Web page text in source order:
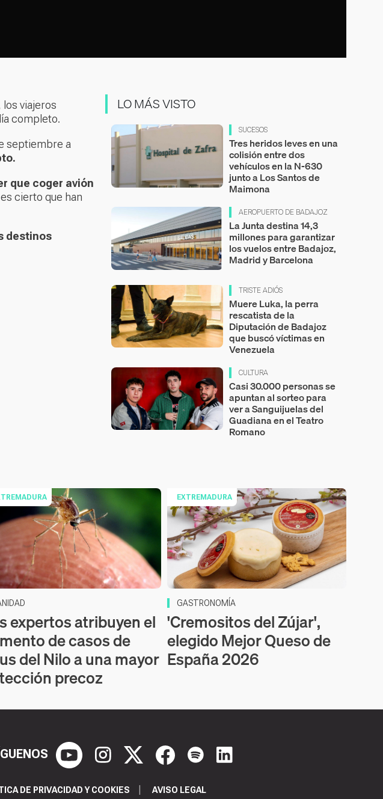
los viajeros
completo.
septiembre a
que coger avión
cierto que han
destinos
LO MÁS VISTO
SUCESOS
Tres heridos leves en una
colisión entre dos
vehículos en la N-630
junto a Los Santos de
Maimona
AEROPUERTO DE BADAJOZ
La Junta destina 14,3
millones para garantizar
los vuelos entre Badajoz,
Madrid y Barcelona
TRISTE ADIÓS
Muere Luka, la perra
rescatista de la
Diputación de Badajoz
que buscó víctimas en
Venezuela
CULTURA
Casi 30.000 personas se
apuntan al sorteo para
ver a Sanguijuelas del
Guadiana en el Teatro
Romano
expertos atribuyen el
de casos de
del Nilo a una mayor
precoz
EXTREMADURA
GASTRONOMÍA
'Cremositos del Zújar',
elegido Mejor Queso de
España 2026
DE PRIVACIDAD Y COOKIES AVISO LEGAL